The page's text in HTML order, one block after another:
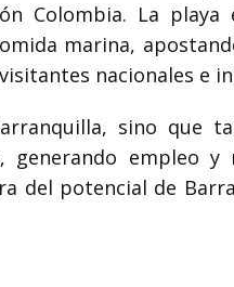
Colombia. La
marina,
nacionales e
sino que
empleo
del potencial de